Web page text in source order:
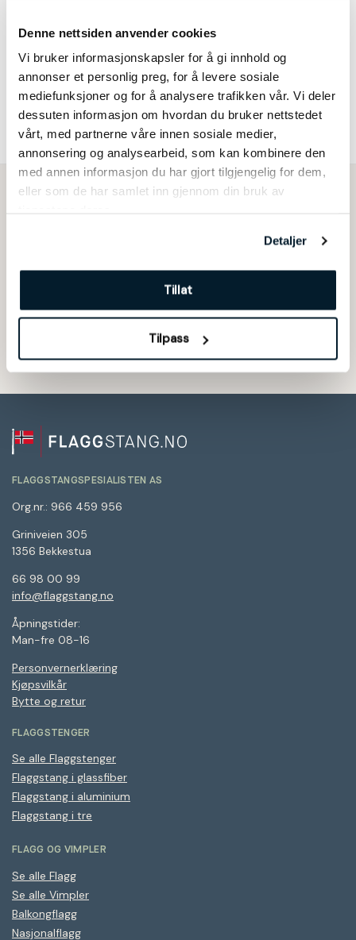
Denne nettsiden anvender cookies
Vi bruker informasjonskapsler for å gi innhold og
annonser et personlig preg, for å levere sosiale
mediefunksjoner og for å analysere trafikken vår. Vi deler
dessuten informasjon om hvordan du bruker nettstedet
vårt, med partnerne våre innen sosiale medier,
annonsering og analysearbeid, som kan kombinere den
med annen informasjon du har gjort tilgjengelig for dem,
eller som de har samlet inn gjennom din bruk av
Detaljer
Tillat
Tilpass
Ved bruk av innvendig line må man ha motvekt festet i
underkanten av flagget eller vimpelen.
Innvendig line benyttes hovedsaklig i det offentlige rom hvor
man vil begrense uønsket bruk av flaggstangen.
Har du spørsmål, eller trenger
tips og råd?
Kontakt oss
FLAGGSTANGSPESIALISTEN AS
Org.nr.: 966 459 956
Griniveien 305
1356 Bekkestua
66 98 00 99
info@flaggstang.no
Åpningstider:
Man-fre 08-16
Personvernerklæring
Kjøpsvilkår
Bytte og retur
FLAGGSTENGER
Se alle Flaggstenger
Flaggstang i glassfiber
Flaggstang i aluminium
Flaggstang i tre
FLAGG OG VIMPLER
Se alle Flagg
Se alle Vimpler
Balkongflagg
Nasjonalflagg